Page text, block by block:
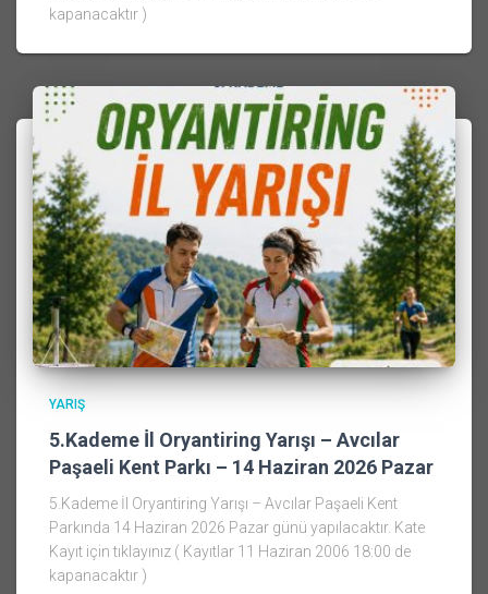
kapanacaktır )
YARIŞ
5.Kademe İl Oryantiring Yarışı – Avcılar
Paşaeli Kent Parkı – 14 Haziran 2026 Pazar
5.Kademe İl Oryantiring Yarışı – Avcılar Paşaeli Kent
Parkında 14 Haziran 2026 Pazar günü yapılacaktır. Kate
Kayıt için tıklayınız ( Kayıtlar 11 Haziran 2006 18:00 de
kapanacaktır )